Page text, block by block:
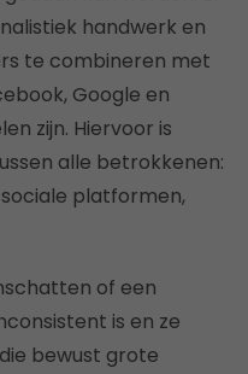
handwerk en
te combineren met
Google en
zijn. Hiervoor is
alle betrokkenen:
platformen,
of een
is en ze
bewust grote